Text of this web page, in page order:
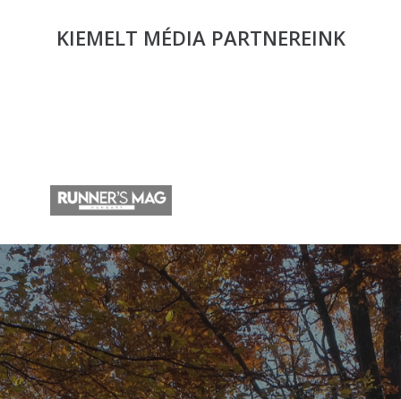
KIEMELT MÉDIA PARTNEREINK